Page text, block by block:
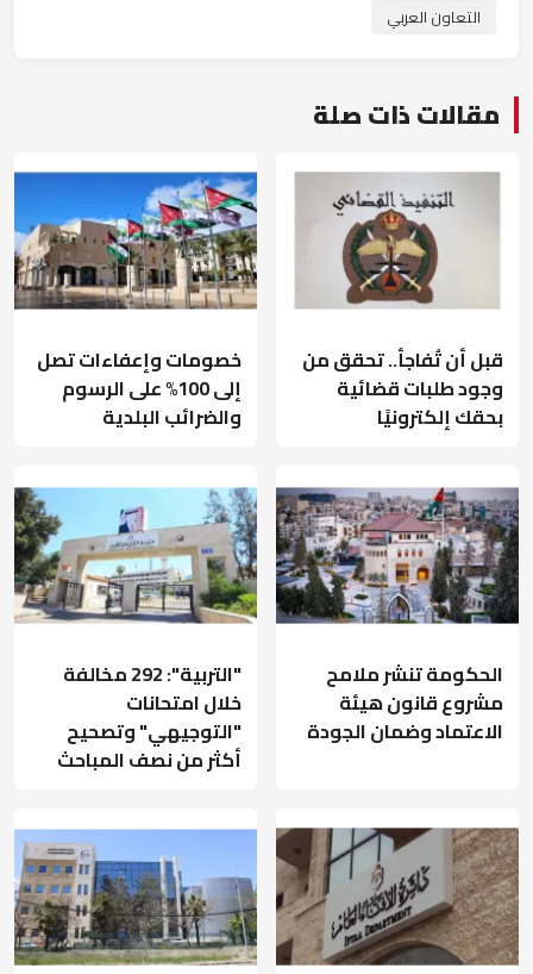
التعاون العربي
مقالات ذات صلة
قبل أن تُفاجأ.. تحقق من
وجود طلبات قضائية
بحقك إلكترونيًا
خصومات وإعفاءات تصل
إلى 100% على الرسوم
والضرائب البلدية
الحكومة تنشر ملامح
مشروع قانون هيئة
الاعتماد وضمان الجودة
"التربية": 292 مخالفة
خلال امتحانات
"التوجيهي" وتصحيح
أكثر من نصف المباحث